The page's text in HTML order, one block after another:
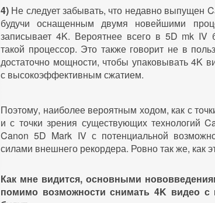
4) Не следует забывать, что недавно выпущен
будучи оснащенным двумя новейшими
записывает 4K. Вероятнее всего в 5D mk IV
такой процессор. Это также говорит не в
достаточно мощности, чтобы упаковывать 4K
с высокоэффективным сжатием.
Поэтому, наиболее вероятным ходом, как с
и с точки зрения существующих технологий
Canon 5D Mark IV с потенциальной
силами внешнего рекордера. Ровно так же, как
Как мне видится, основными
помимо возможности снимать 4K видео с